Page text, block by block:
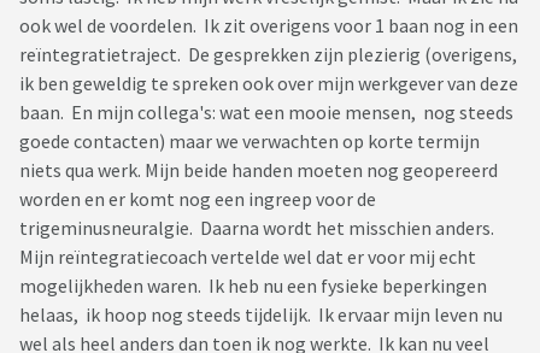
ook wel de voordelen. Ik zit overigens voor 1 baan nog in een
reïntegratietraject. De gesprekken zijn plezierig (overigens,
ik ben geweldig te spreken ook over mijn werkgever van deze
baan. En mijn collega's: wat een mooie mensen, nog steeds
goede contacten) maar we verwachten op korte termijn
niets qua werk. Mijn beide handen moeten nog geopereerd
worden en er komt nog een ingreep voor de
trigeminusneuralgie. Daarna wordt het misschien anders.
Mijn reïntegratiecoach vertelde wel dat er voor mij echt
mogelijkheden waren. Ik heb nu een fysieke beperkingen
helaas, ik hoop nog steeds tijdelijk. Ik ervaar mijn leven nu
wel als heel anders dan toen ik nog werkte. Ik kan nu veel